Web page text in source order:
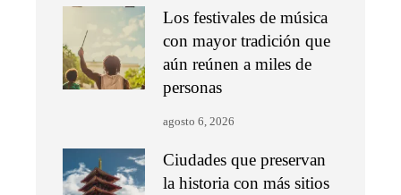
Los festivales de música
con mayor tradición que
aún reúnen a miles de
personas
agosto 6, 2026
Ciudades que preservan
la historia con más sitios